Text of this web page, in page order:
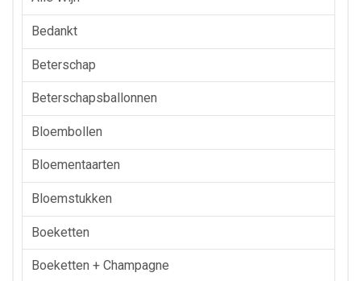
Bedankt
Beterschap
Beterschapsballonnen
Bloembollen
Bloementaarten
Bloemstukken
Boeketten
Boeketten + Champagne